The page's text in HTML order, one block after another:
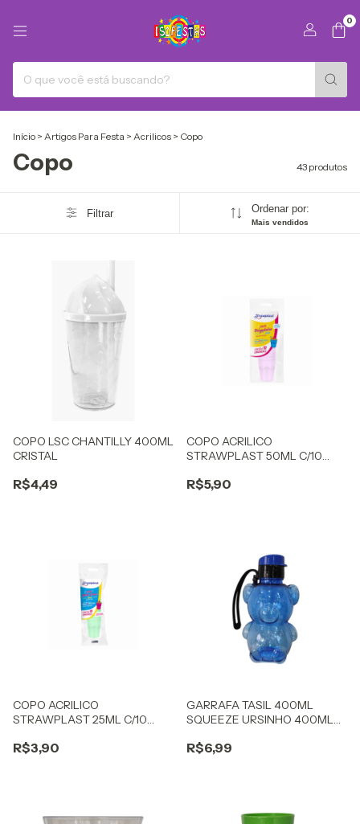
0
Início > Artigos Para Festa > Acrilicos > Copo
Copo 43 produtos
Filtrar Ordenar por:
Mais vendidos
COPO LSC CHANTILLY 400ML
CRISTAL
R$4,49
COPO ACRILICO
STRAWPLAST 50ML C/10
R$5,90
COPO ACRILICO
STRAWPLAST 25ML C/10
R$3,90
GARRAFA TASIL 400ML
SQUEEZE URSINHO 400ML
R$6,99